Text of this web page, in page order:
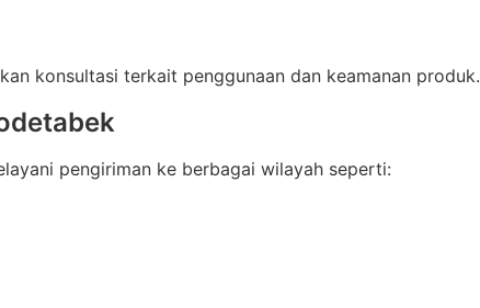
konsultasi terkait penggunaan dan keamanan produk.
pengiriman ke berbagai wilayah seperti: